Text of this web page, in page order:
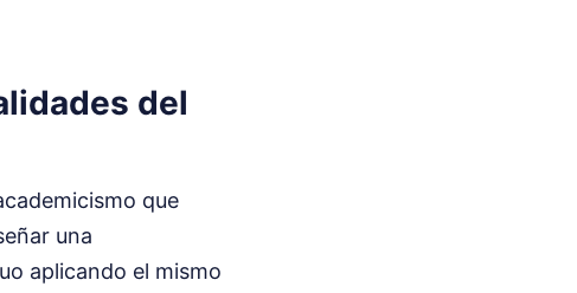
del
que
una
aplicando el mismo